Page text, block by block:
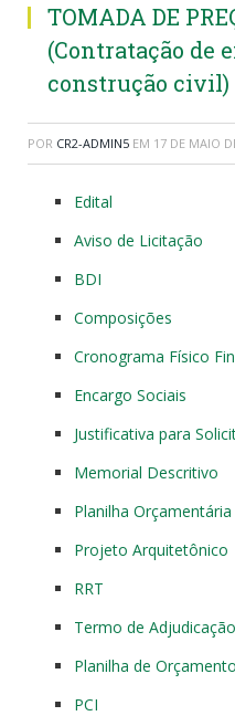
TOMADA DE
(Contratação de
construção civil)
POR CR2-ADMIN5 EM 17 DE MAIO
Edital
Aviso de Licitação
BDI
Composições
Cronograma Físico
Encargo Sociais
Justificativa para
Memorial Descritivo
Planilha Orçamentária
Projeto Arquitetônico
RRT
Termo de
Planilha de
PCI